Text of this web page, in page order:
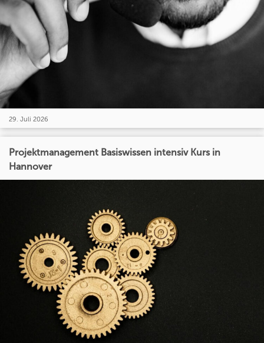
29. Juli 2026
Projektmanagement Basiswissen intensiv Kurs in
Hannover